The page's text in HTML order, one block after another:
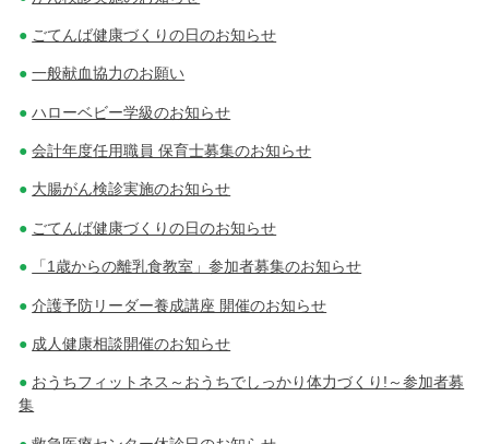
ごてんば健康づくりの日のお知らせ
一般献血協力のお願い
ハローベビー学級のお知らせ
会計年度任用職員 保育士募集のお知らせ
大腸がん検診実施のお知らせ
ごてんば健康づくりの日のお知らせ
「1歳からの離乳食教室」参加者募集のお知らせ
介護予防リーダー養成講座 開催のお知らせ
成人健康相談開催のお知らせ
おうちフィットネス～おうちでしっかり体力づくり!～参加者募
集